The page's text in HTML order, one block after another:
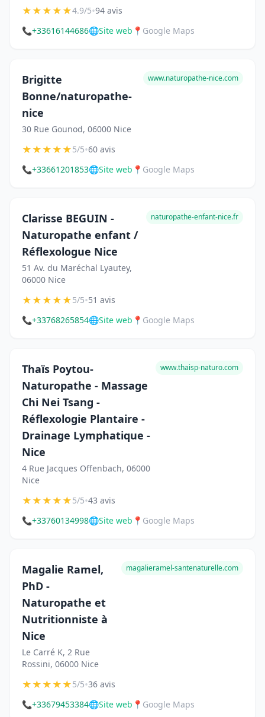
★★★★★4.9/5•94 avis
📞+33616144686🌐Site web 📍 Google Maps
Brigitte
Bonne/naturopathe-
nice
30 Rue Gounod, 06000 Nice
www.naturopathe-nice.com
★★★★★5/5•60 avis
📞+33661201853🌐Site web 📍 Google Maps
Clarisse BEGUIN -
Naturopathe enfant /
Réflexologue Nice
51 Av. du Maréchal Lyautey,
06000 Nice
naturopathe-enfant-nice.fr
★★★★★5/5•51 avis
📞+33768265854🌐Site web 📍 Google Maps
Thaïs Poytou-
Naturopathe - Massage
Chi Nei Tsang -
Réflexologie Plantaire -
Drainage Lymphatique -
Nice
4 Rue Jacques Offenbach, 06000
Nice
www.thaisp-naturo.com
★★★★★5/5•43 avis
📞+33760134998🌐Site web 📍 Google Maps
Magalie Ramel,
PhD -
Naturopathe et
Nutritionniste à
Nice
Le Carré K, 2 Rue
Rossini, 06000 Nice
magalieramel-santenaturelle.com
★★★★★5/5•36 avis
📞+33679453384🌐Site web 📍 Google Maps